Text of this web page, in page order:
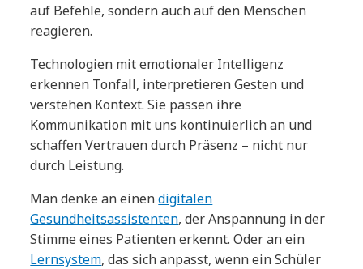
auf Befehle, sondern auch auf den Menschen
reagieren.
Technologien mit emotionaler Intelligenz
erkennen Tonfall, interpretieren Gesten und
verstehen Kontext. Sie passen ihre
Kommunikation mit uns kontinuierlich an und
schaffen Vertrauen durch Präsenz – nicht nur
durch Leistung.
Man denke an einendigitalen
Gesundheitsassistenten, der Anspannung in der
Stimme eines Patienten erkennt. Oder an ein
Lernsystem, das sich anpasst, wenn ein Schüler